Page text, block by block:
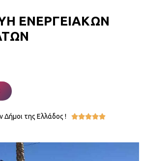
ΕΝΕΡΓΕΙΑΚΩΝ
της Ελλάδος ! 